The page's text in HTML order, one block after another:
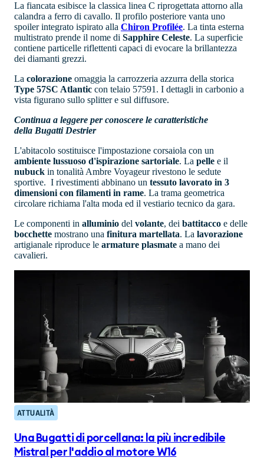
La fiancata esibisce la classica linea C riprogettata attorno alla
calandra a ferro di cavallo. Il profilo posteriore vanta uno
spoiler integrato ispirato alla Chiron Profilée. La tinta esterna
multistrato prende il nome di Sapphire Celeste. La superficie
contiene particelle riflettenti capaci di evocare la brillantezza
dei diamanti grezzi.
La colorazione omaggia la carrozzeria azzurra della storica
Type 57SC Atlantic con telaio 57591. I dettagli in carbonio a
vista figurano sullo splitter e sul diffusore.
Continua a leggere per conoscere le caratteristiche
della Bugatti Destrier
L'abitacolo sostituisce l'impostazione corsaiola con un
ambiente lussuoso d'ispirazione sartoriale. La pelle e il
nubuck in tonalità Ambre Voyageur rivestono le sedute
sportive. I rivestimenti abbinano un tessuto lavorato in 3
dimensioni con filamenti in rame. La trama geometrica
circolare richiama l'alta moda ed il vestiario tecnico da gara.
Le componenti in alluminio del volante, dei battitacco e delle
bocchette mostrano una finitura martellata. La lavorazione
artigianale riproduce le armature plasmate a mano dei
cavalieri.
ATTUALITÀ
Una Bugatti di porcellana: la più incredibile
Mistral per l'addio al motore W16